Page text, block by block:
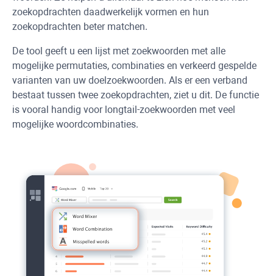
zoekopdrachten daadwerkelijk vormen en hun
zoekopdrachten beter matchen.
De tool geeft u een lijst met zoekwoorden met alle
mogelijke permutaties, combinaties en verkeerd gespelde
varianten van uw doelzoekwoorden. Als er een verband
bestaat tussen twee zoekopdrachten, ziet u dit. De functie
is vooral handig voor longtail-zoekwoorden met veel
mogelijke woordcombinaties.